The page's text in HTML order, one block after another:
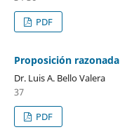
PDF
Proposición razonada
Dr. Luis A. Bello Valera
37
PDF